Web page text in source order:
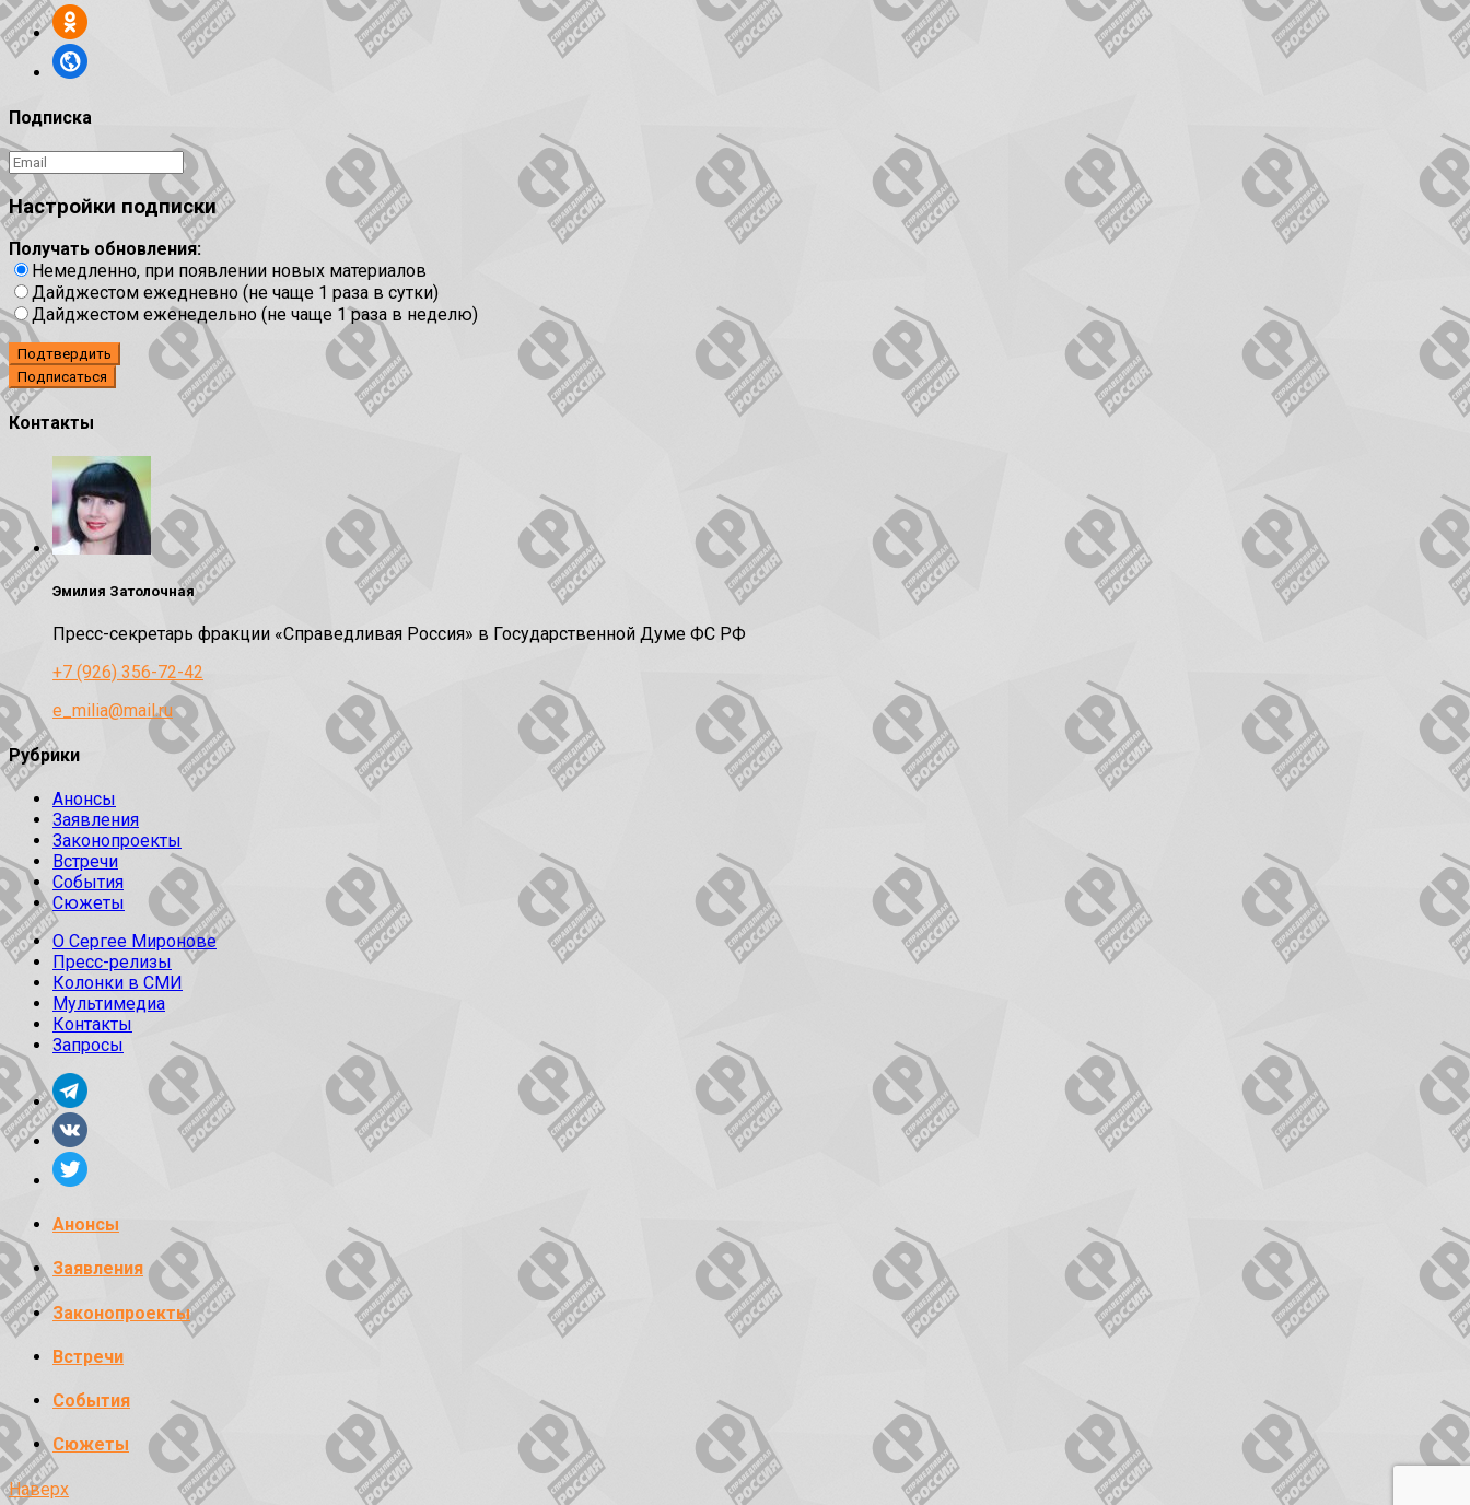
Подписка
Настройки подписки
Получать обновления:
Немедленно, при появлении новых материалов
Дайджестом ежедневно (не чаще 1 раза в сутки)
Дайджестом еженедельно (не чаще 1 раза в неделю)
Подтвердить
Контакты
Эмилия Затолочная
Пресс-секретарь фракции «Справедливая Россия» в Государственной Думе ФС РФ
+7 (926) 356-72-42
e_milia@mail.ru
Рубрики
Анонсы
Заявления
Законопроекты
Встречи
События
Сюжеты
О Сергее Миронове
Пресс-релизы
Колонки в СМИ
Мультимедиа
Контакты
Запросы
Анонсы
Заявления
Законопроекты
Встречи
События
Сюжеты
Наверх